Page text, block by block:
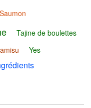
Saumon
Tajine de boulettes
Yes